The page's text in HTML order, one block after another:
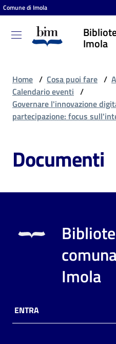
Vai al contenuto
Vai alla navigazione
Vai al footer
Comune di Imola
Imola
Biblioteca
comunale
Entra
Cosa
puoi
Home / Cosa puoi fare /
Calendario eventi /
Governare l'innovazione
partecipazione: focus
Documenti
Imola
ENTRA